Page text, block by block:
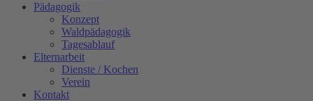
Pädagogik
Konzept
Waldpädagogik
Tagesablauf
Elternarbeit
Dienste / Kochen
Verein
Kontakt